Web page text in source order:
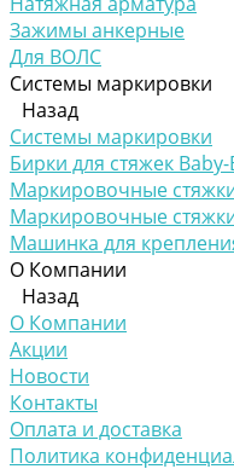
Зажимы анкерные
Для ВОЛС
Системы маркировки
Назад
Системы маркировки
Бирки для стяжек
Маркировочные
Маркировочные
Машинка для
О Компании
Назад
О Компании
Акции
Новости
Контакты
Оплата и доставка
Политика